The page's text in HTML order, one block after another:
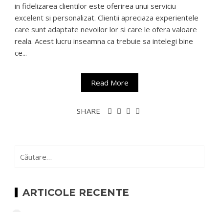
in fidelizarea clientilor este oferirea unui serviciu
excelent si personalizat. Clientii apreciaza experientele
care sunt adaptate nevoilor lor si care le ofera valoare
reala. Acest lucru inseamna ca trebuie sa intelegi bine
ce...
Read More
SHARE
după:
ARTICOLE RECENTE